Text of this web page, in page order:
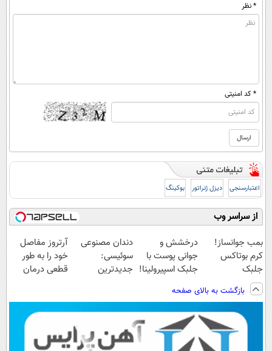
* نظر
* کد امنیتی
اعتبارسنجی دیزل ژنراتور بوکینگ
از سراسر وب
بمب جوانساز!
کرم بوتاکس
جلبک
اسپیرولینا50%تخفیف
درخشش و
جوانی پوست با
جلبک اسپیرولینا!
تخفیف ویژه
دندان مصنوعی
سوئیسی:
جدیدترین
پرداخت قسطی
آرتروز مفاصل
خود را به طور
قطعی درمان
بازگشت به بالای صفحه